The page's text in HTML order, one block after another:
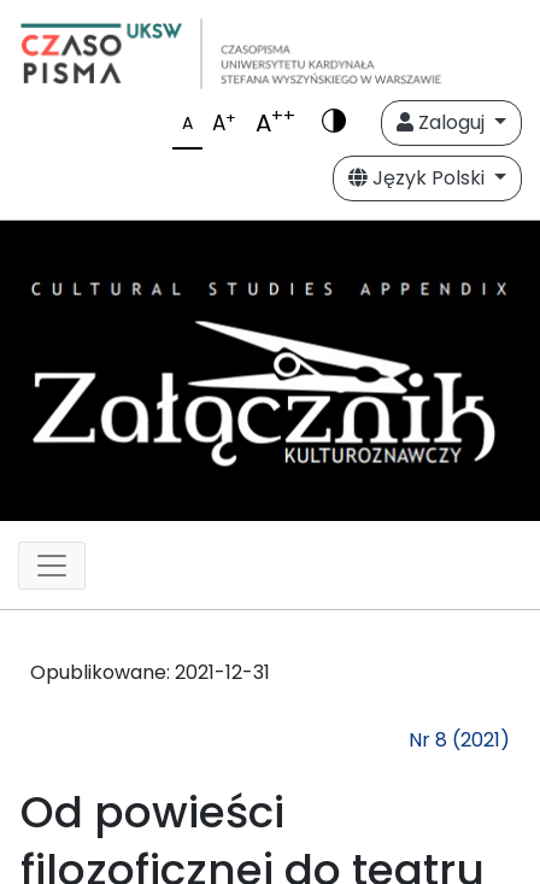
A A+ A++
Zaloguj
Język Polski
Opublikowane: 2021-12-31
Nr 8 (2021)
Od powieści
filozoficznej do teatru